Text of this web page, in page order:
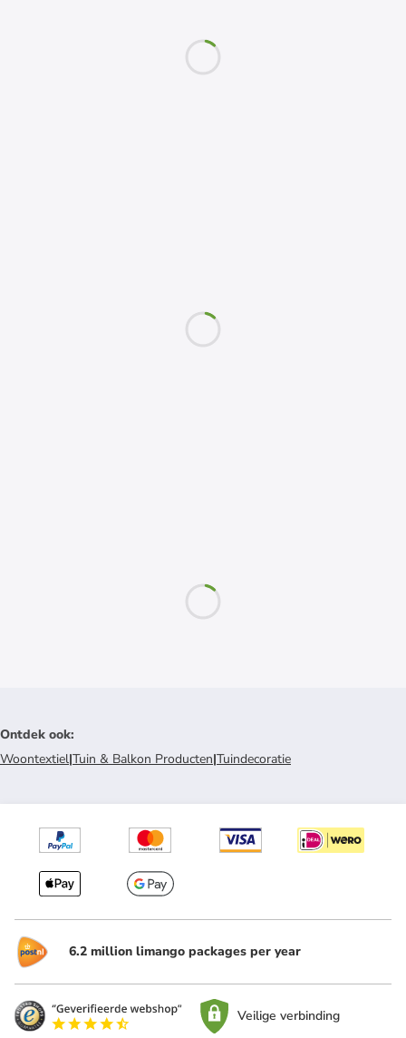
Ontdek ook:
Woontextiel|Tuin & Balkon Producten|Tuindecoratie
6.2 million limango packages per year
Veilige verbinding